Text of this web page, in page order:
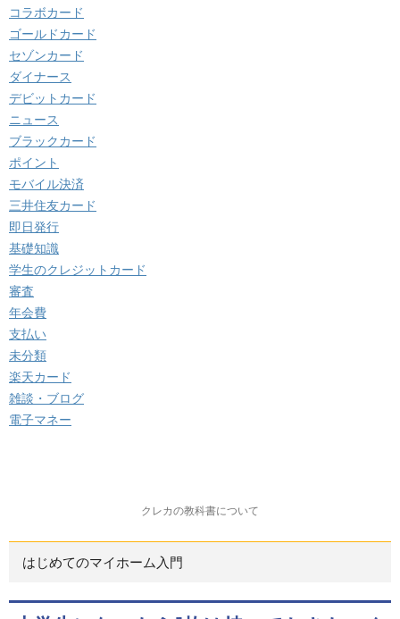
コラボカード
ゴールドカード
セゾンカード
ダイナース
デビットカード
ニュース
ブラックカード
ポイント
モバイル決済
三井住友カード
即日発行
基礎知識
学生のクレジットカード
審査
年会費
支払い
未分類
楽天カード
雑談・ブログ
電子マネー
クレカの教科書について
はじめてのマイホーム入門